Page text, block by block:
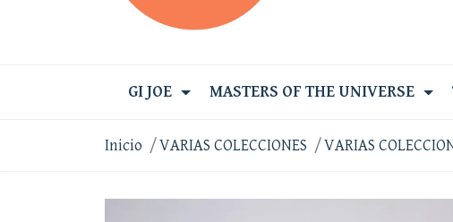
GI JOE MASTERS OF THE UNIVERSE
Inicio VARIAS COLECCIONES VARIAS